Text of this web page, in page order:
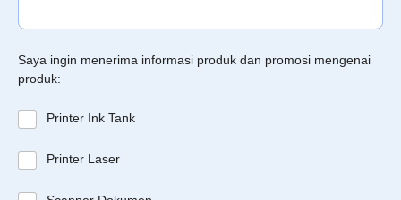
Saya ingin menerima informasi produk dan promosi mengenai
produk:
Printer Ink Tank
Printer Laser